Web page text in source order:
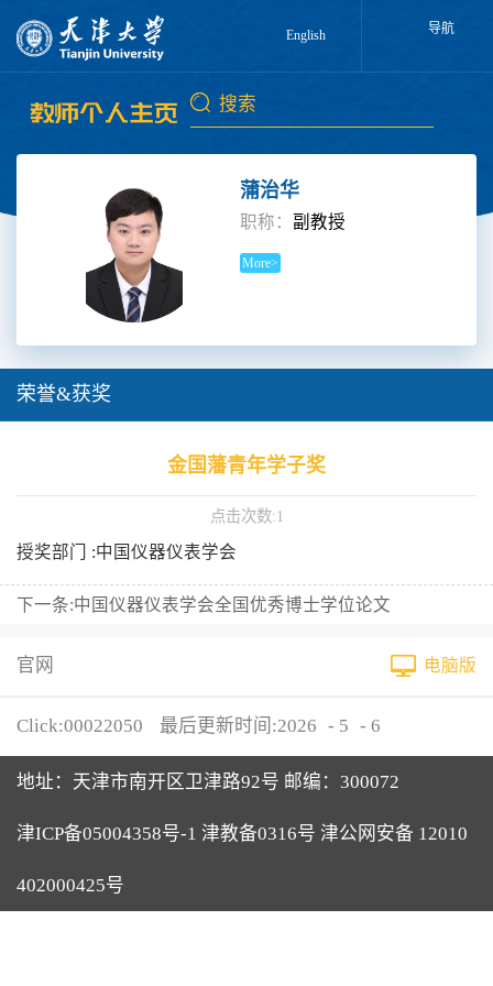
English 导航
蒲治华
职称： 副教授
More>
荣誉&获奖
金国藩青年学子奖
点击次数:1
授奖部门 :中国仪器仪表学会
下一条:中国仪器仪表学会全国优秀博士学位论文
官网 电脑版
Click:00022050 最后更新时间:2026 - 5 - 6
地址：天津市南开区卫津路92号 邮编：300072
津ICP备05004358号-1 津教备0316号 津公网安备 12010
402000425号